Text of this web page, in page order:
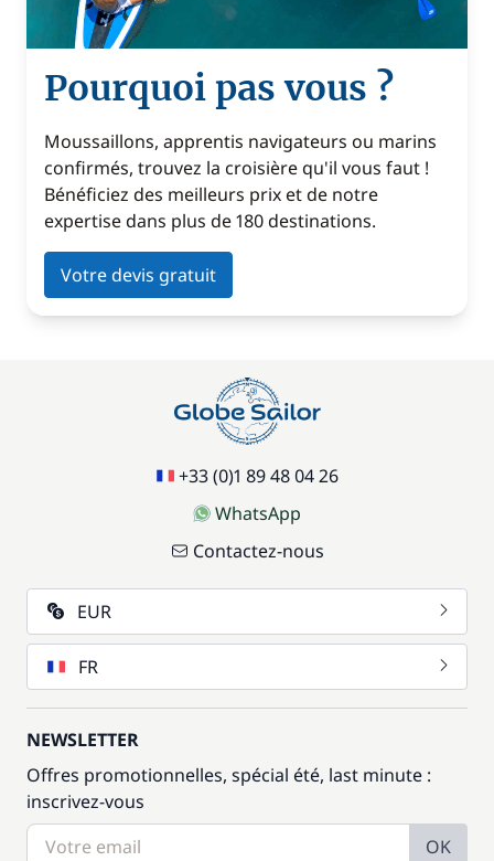
Pourquoi pas vous ?
Moussaillons, apprentis navigateurs ou marins
confirmés, trouvez la croisière qu'il vous faut !
Bénéficiez des meilleurs prix et de notre
expertise dans plus de 180 destinations.
Votre devis gratuit
+33 (0)1 89 48 04 26
WhatsApp
Contactez-nous
EUR
FR
NEWSLETTER
Offres promotionnelles, spécial été, last minute :
inscrivez-vous
OK